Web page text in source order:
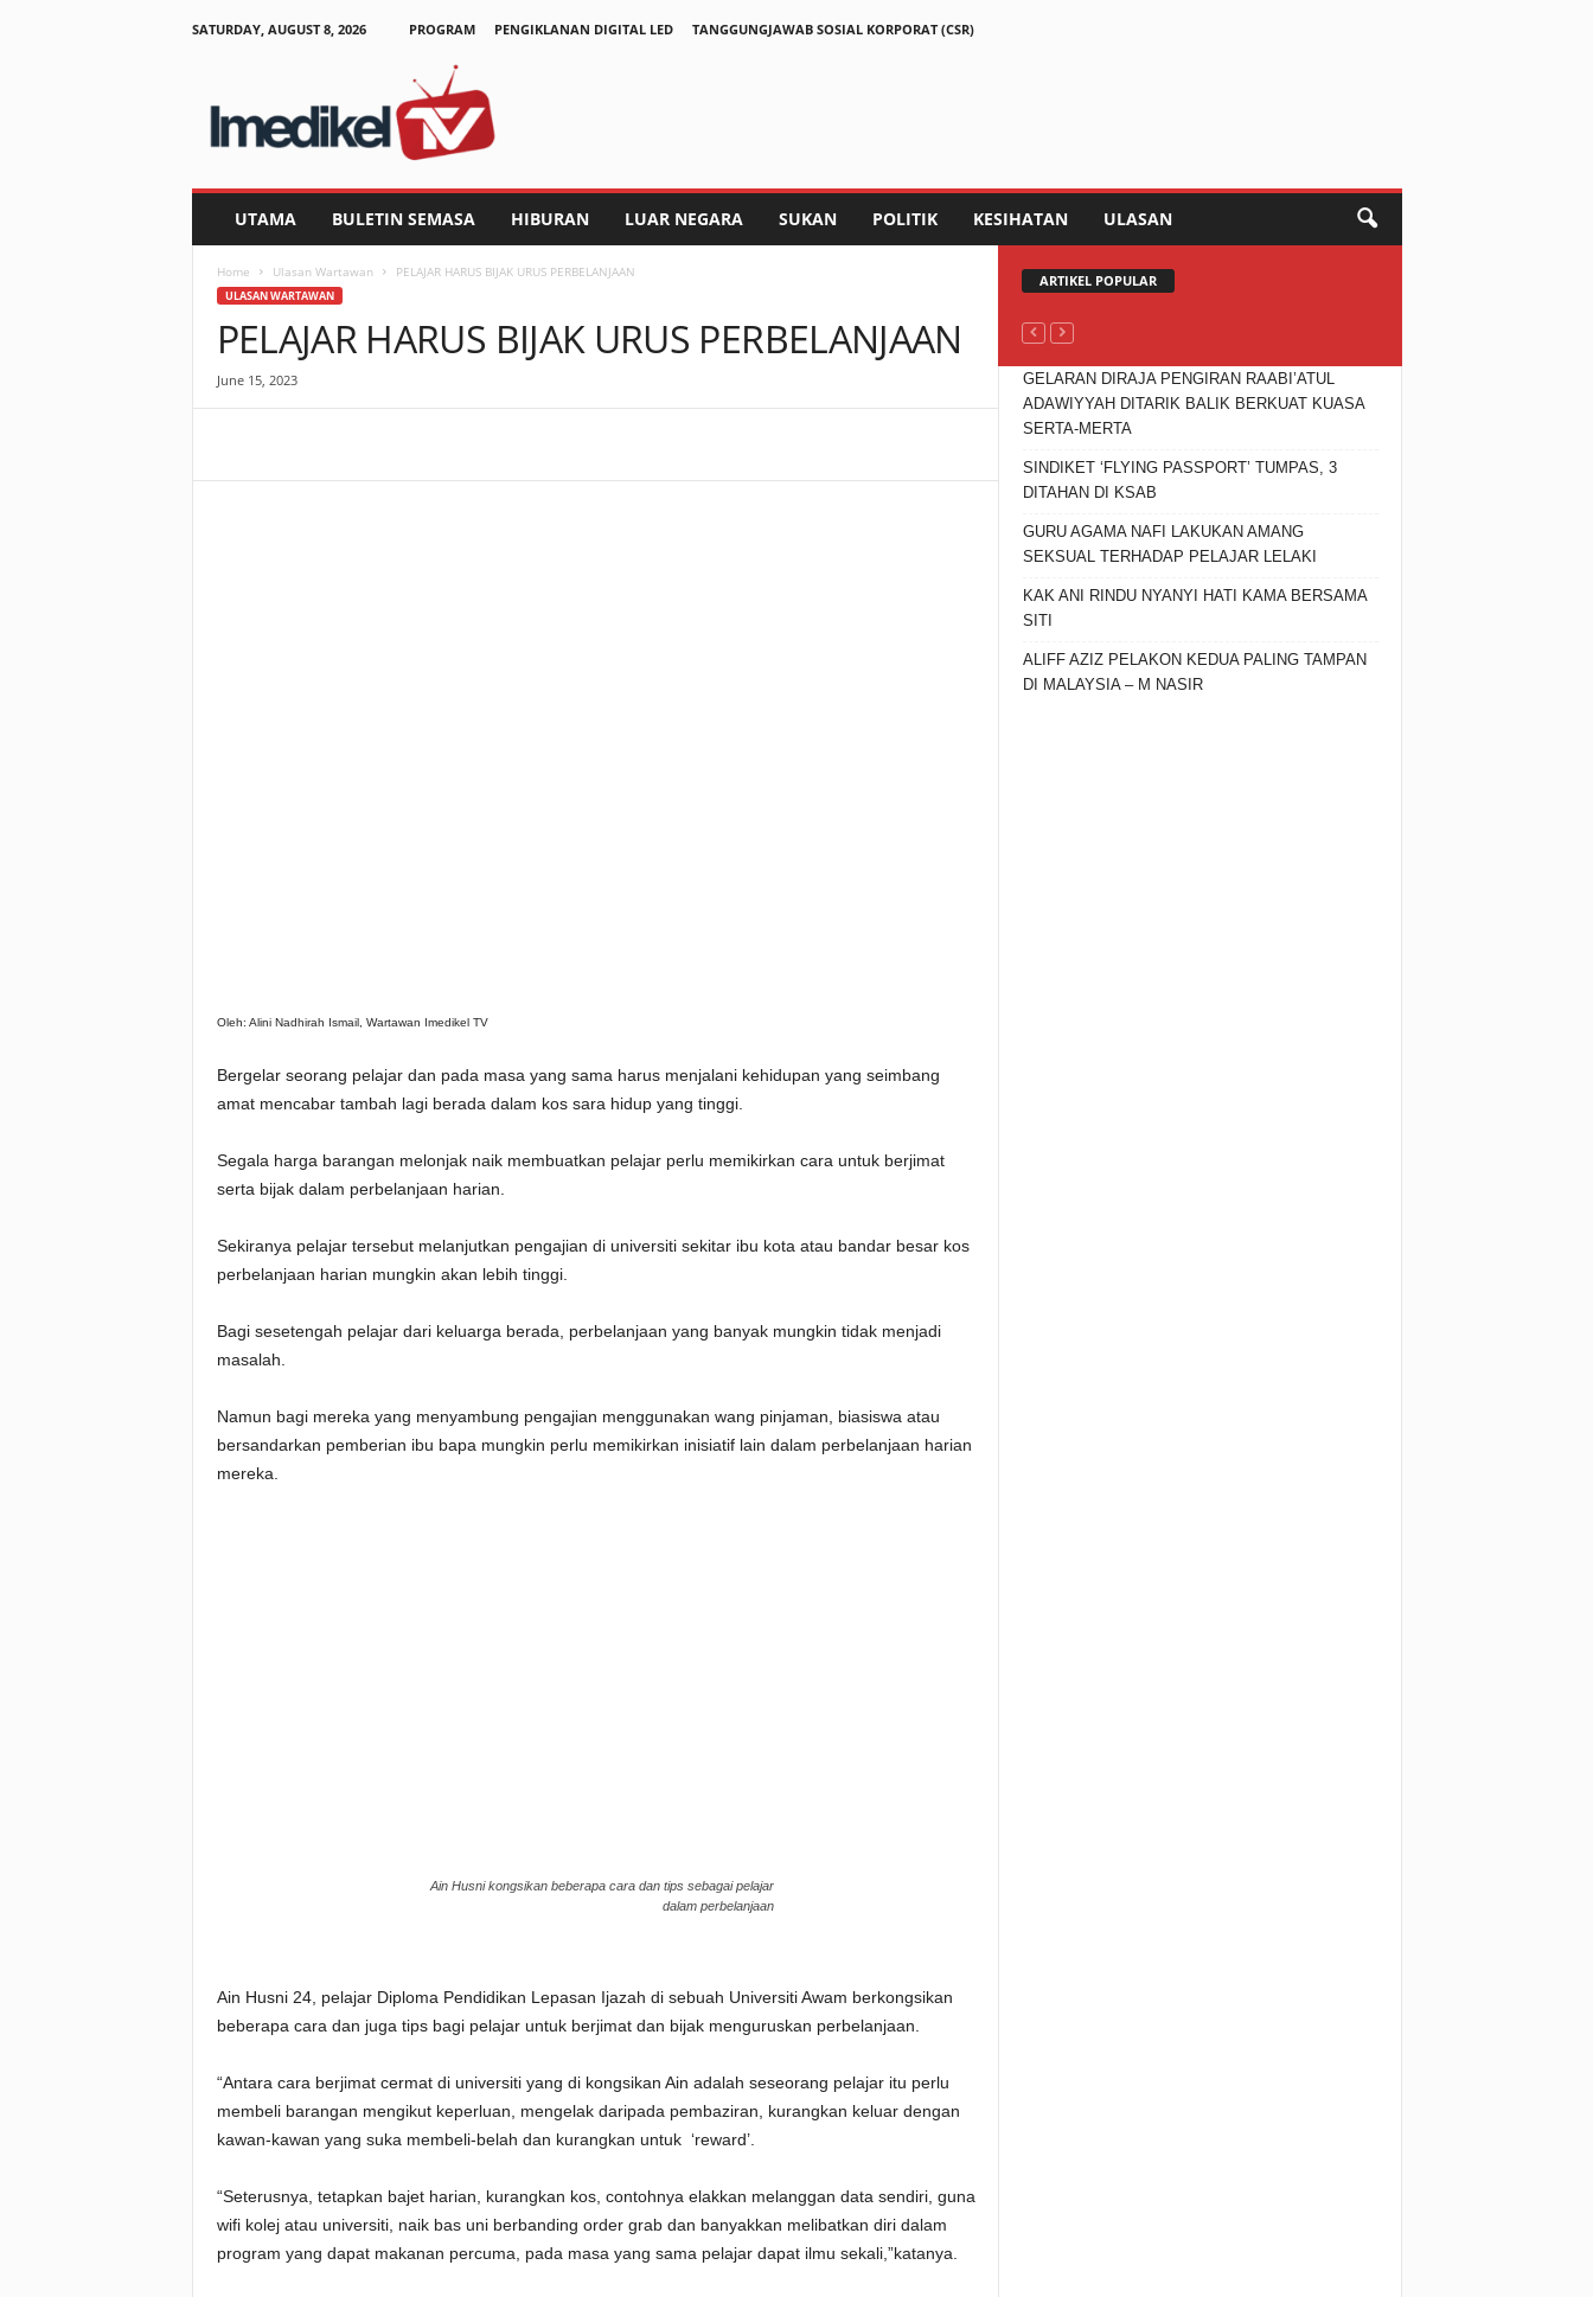
SATURDAY, AUGUST 8, 2026 PROGRAM PENGIKLANAN DIGITAL LED
TANGGUNGJAWAB SOSIAL KORPORAT (CSR)
UTAMA BULETIN SEMASA HIBURAN LUAR NEGARA SUKAN POLITIK KESIHATAN ULASAN
Home Ulasan Wartawan PELAJAR HARUS BIJAK URUS PERBELANJAAN
ULASAN WARTAWAN
PELAJAR HARUS BIJAK URUS PERBELANJAAN
June 15, 2023
Oleh: Alini Nadhirah Ismail, Wartawan Imedikel TV
Bergelar seorang pelajar dan pada masa yang sama harus menjalani kehidupan yang seimbang
amat mencabar tambah lagi berada dalam kos sara hidup yang tinggi.
Segala harga barangan melonjak naik membuatkan pelajar perlu memikirkan cara untuk berjimat
serta bijak dalam perbelanjaan harian.
Sekiranya pelajar tersebut melanjutkan pengajian di universiti sekitar ibu kota atau bandar besar kos
perbelanjaan harian mungkin akan lebih tinggi.
Bagi sesetengah pelajar dari keluarga berada, perbelanjaan yang banyak mungkin tidak menjadi
masalah.
Namun bagi mereka yang menyambung pengajian menggunakan wang pinjaman, biasiswa atau
bersandarkan pemberian ibu bapa mungkin perlu memikirkan inisiatif lain dalam perbelanjaan harian
mereka.
Ain Husni kongsikan beberapa cara dan tips sebagai pelajar
dalam perbelanjaan
Ain Husni 24, pelajar Diploma Pendidikan Lepasan Ijazah di sebuah Universiti Awam berkongsikan
beberapa cara dan juga tips bagi pelajar untuk berjimat dan bijak menguruskan perbelanjaan.
“Antara cara berjimat cermat di universiti yang di kongsikan Ain adalah seseorang pelajar itu perlu
membeli barangan mengikut keperluan, mengelak daripada pembaziran, kurangkan keluar dengan
kawan-kawan yang suka membeli-belah dan kurangkan untuk ‘reward’.
“Seterusnya, tetapkan bajet harian, kurangkan kos, contohnya elakkan melanggan data sendiri, guna
wifi kolej atau universiti, naik bas uni berbanding order grab dan banyakkan melibatkan diri dalam
program yang dapat makanan percuma, pada masa yang sama pelajar dapat ilmu sekali,”katanya.
ARTIKEL POPULAR
GELARAN DIRAJA PENGIRAN RAABI’ATUL
ADAWIYYAH DITARIK BALIK BERKUAT KUASA
SERTA-MERTA
SINDIKET ‘FLYING PASSPORT’ TUMPAS, 3
DITAHAN DI KSAB
GURU AGAMA NAFI LAKUKAN AMANG
SEKSUAL TERHADAP PELAJAR LELAKI
KAK ANI RINDU NYANYI HATI KAMA BERSAMA
SITI
ALIFF AZIZ PELAKON KEDUA PALING TAMPAN
DI MALAYSIA – M NASIR